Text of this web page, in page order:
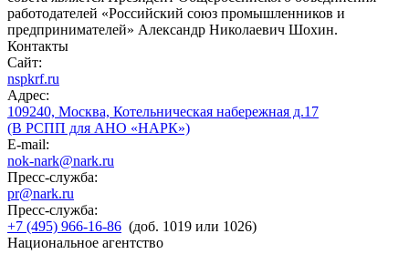
работодателей «Российский союз промышленников и
предпринимателей» Александр Николаевич Шохин.
Контакты
Сайт:
nspkrf.ru
Адрес:
109240, Москва, Котельническая набережная д.17
(В РСПП для АНО «НАРК»)
E-mail:
nok-nark@nark.ru
Пресс-служба:
pr@nark.ru
Пресс-служба:
+7 (495) 966-16-86 (доб. 1019 или 1026)
Национальное агентство